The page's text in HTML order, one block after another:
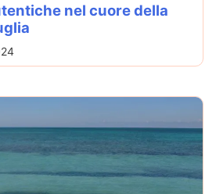
nel cuore della